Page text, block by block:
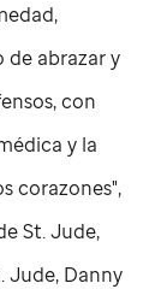
abrazar y
con
y la
corazones",
St. Jude,
Jude, Danny